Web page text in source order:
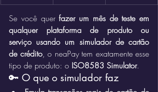
Se você quer fazer um mês de teste em
qualquer plataforma de produto ou
serviço usando um simulador de cartão
de crédito, o neaPay tem exatamente esse
tipo de produto: o ISO8583 Simulator.
🔑 O que o simulador faz